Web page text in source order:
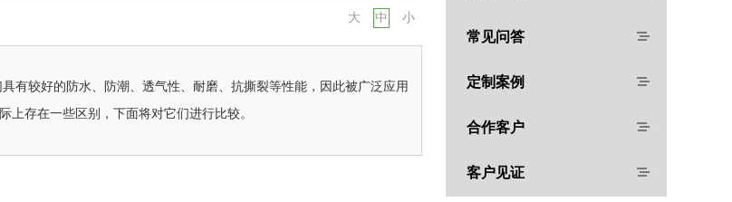
大 中 小
有较好的防水、防潮、透气性、耐磨、抗撕裂等性能，因此被广泛应用
存在一些区别，下面将对它们进行比较。
常见问答
定制案例
合作客户
客户见证